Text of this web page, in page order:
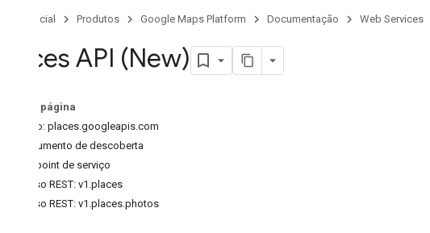
Página inicial Produtos Google Maps Platform Documentação Web Services
Places API (New)
Nesta página
Serviço: places.googleapis.com
Documento de descoberta
Endpoint de serviço
Recurso REST: v1.places
Recurso REST: v1.places.photos